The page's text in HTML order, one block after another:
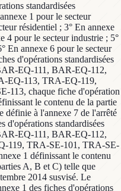
standardisées
1 pour le secteur
résidentiel ; 3° En annexe
4 pour le secteur industrie ; 5°
En annexe 6 pour le secteur
d'opérations standardisées
EQ-111, BAR-EQ-112,
EQ-113, TRA-EQ-119,
113, chaque fiche d'opération
le contenu de la partie
définie à l'annexe 7 de l'arrêté
d'opérations standardisées
EQ-111, BAR-EQ-112,
119, TRA-SE-101, TRA-SE-
1 définissant le contenu
A, B et C) telle que
2014 susvisé. Le
1 des fiches d'opérations